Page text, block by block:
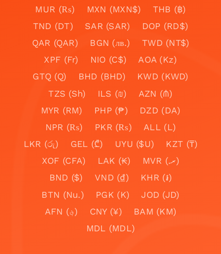
MUR (₨)
MXN (MXN$)
THB (฿)
TND (DT)
SAR (SAR)
DOP (RD$)
QAR (QAR)
BGN (лв.)
TWD (NT$)
XPF (Fr)
NIO (C$)
AOA (Kz)
GTQ (Q)
BHD (BHD)
KWD (KWD)
TZS (Sh)
ILS (₪)
AZN (₼)
MYR (RM)
PHP (₱)
DZD (DA)
NPR (₨)
PKR (₨)
ALL (L)
LKR (රු)
GEL (₾) UYU ($U)
KZT (₸)
XOF (CFA)
LAK (₭)
MVR (.ރ)
BND ($)
VND (₫)
KHR (៛)
BTN (Nu.)
PGK (K)
JOD (JD)
AFN (؋)
CNY (¥)
BAM (KM)
MDL (MDL)